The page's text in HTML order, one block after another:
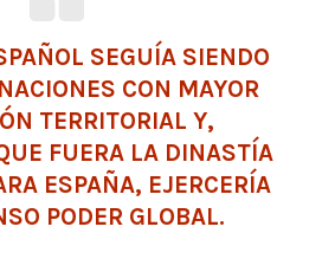
SEGUÍA SIENDO
CON MAYOR
TERRITORIAL Y,
FUERA LA DINASTÍA
ESPAÑA, EJERCERÍA
PODER GLOBAL.